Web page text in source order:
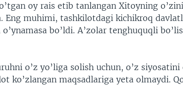
oy rais etib tanlangan Xitoyning
Eng muhimi, tashkilotdagi kichikroq
bo’ldi. A’zolar tenghuquqli
o’z yo’liga solish uchun, o’z siyosatini
ko’zlangan maqsadlariga yeta olmaydi.